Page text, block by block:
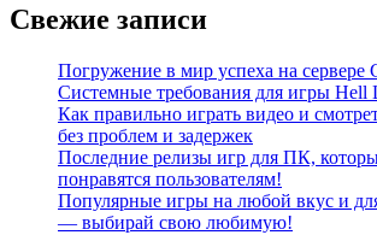
Свежие записи
Погружение в мир успеха на сервере
Системные требования для игры
Как правильно играть видео и
без проблем и задержек
Последние релизы игр для ПК,
понравятся пользователям!
Популярные игры на любой вкус и для
— выбирай свою любимую!